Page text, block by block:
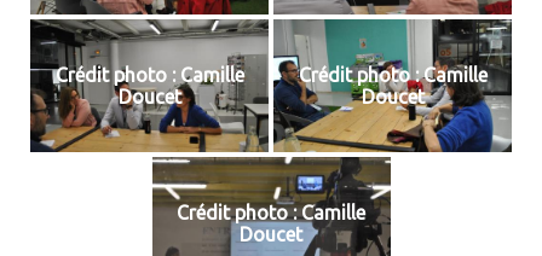
Crédit photo : Camille
Doucet
Crédit photo : Camille
Doucet
Crédit photo : Camille
Doucet